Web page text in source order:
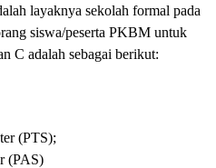
layaknya sekolah formal pada
siswa/peserta PKBM untuk
C adalah sebagai berikut:
(PTS);
(PAS)